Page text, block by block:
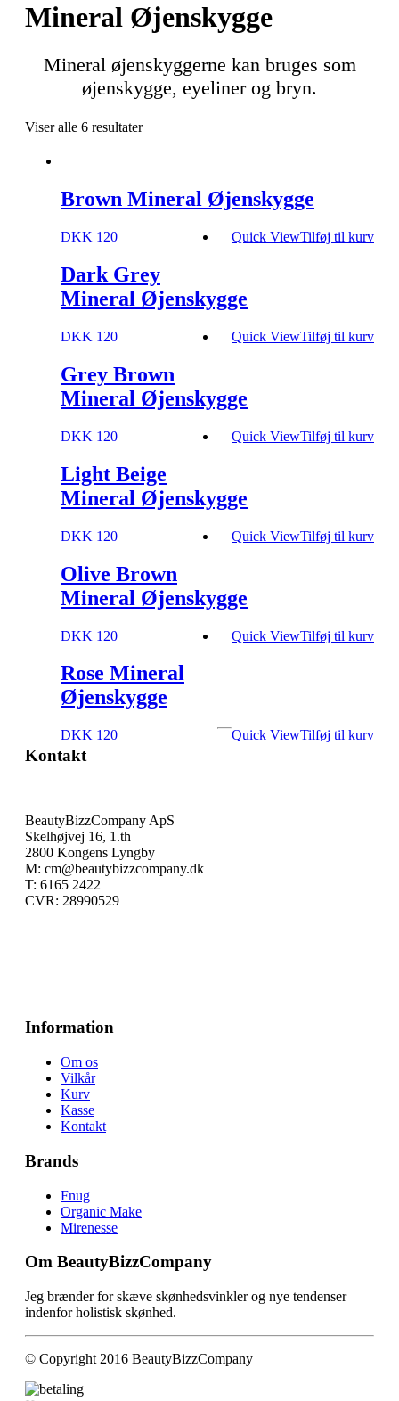
Mineral Øjenskygge
Mineral øjenskyggerne kan bruges som
øjenskygge, eyeliner og bryn.
Viser alle 6 resultater
Brown Mineral Øjenskygge
DKK 120 Tilføj til kurv
Quick View
Dark Grey
Mineral Øjenskygge
DKK 120 Tilføj til kurv
Quick View
Grey Brown
Mineral Øjenskygge
DKK 120 Tilføj til kurv
Quick View
Light Beige
Mineral Øjenskygge
DKK 120 Tilføj til kurv
Quick View
Olive Brown
Mineral Øjenskygge
DKK 120 Tilføj til kurv
Quick View
Rose Mineral
Øjenskygge
DKK 120 Tilføj til kurv
Quick View
Kontakt
BeautyBizzCompany ApS
Skelhøjvej 16, 1.th
2800 Kongens Lyngby
M: cm@beautybizzcompany.dk
T: 6165 2422
CVR: 28990529
Information
Om os
Vilkår
Kurv
Kasse
Kontakt
Brands
Fnug
Organic Make
Mirenesse
Om BeautyBizzCompany
Jeg brænder for skæve skønhedsvinkler og nye tendenser
indenfor holistisk skønhed.
© Copyright 2016 BeautyBizzCompany